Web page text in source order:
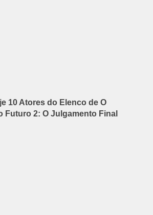
10 Atores do Elenco de O
Futuro 2: O Julgamento Final